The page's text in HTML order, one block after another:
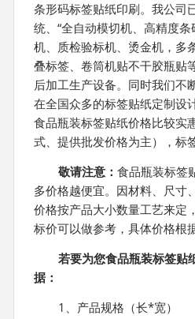
条形码标签贴纸印刷。我公司
统、“全自动模切机、高精度
机、质检验标机、烫金机，多
叠标签、卷筒机贴不干胶瓶贴
后加工生产设备。同时我们不
在全国众多的标签贴纸定制设
食品瓶装标签贴纸价格比较实
式、提供批发价格为主），标
敬请注意：食品瓶装标签
多价格越便宜。因材料、尺寸
价格按产品大小数量工艺来定
标价可以做参考，具体价格根
若要为您食品瓶装标签贴
据：
1、产品规格（长*宽）